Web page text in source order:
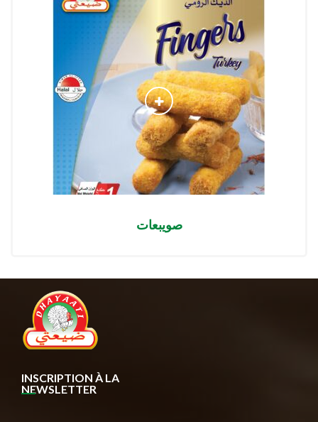
صويبعات
INSCRIPTION À LA
NEWSLETTER